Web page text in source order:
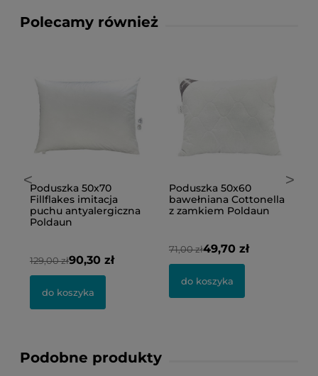
Polecamy również
<Poduszka 50x70
Fillflakes imitacja
puchu antyalergiczna
Poldaun
129,00 zł90,30 zł
do koszyka
Poduszka 50x60
bawełniana Cottonella
z zamkiem Poldaun
71,00 zł49,70 zł
do koszyka
>
Podobne produkty